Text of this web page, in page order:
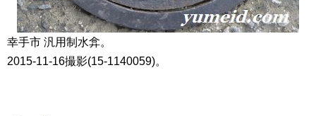
幸手市 汎用制水弇。
2015-11-16撮影(15-1140059)。